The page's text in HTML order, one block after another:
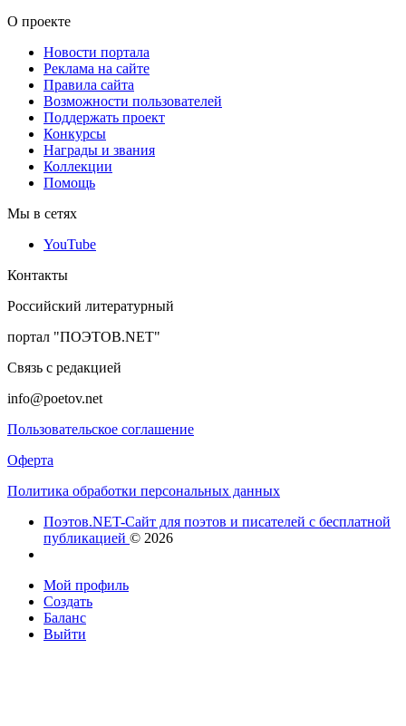
О проекте
Новости портала
Реклама на сайте
Правила сайта
Возможности пользователей
Поддержать проект
Конкурсы
Награды и звания
Коллекции
Помощь
Мы в сетях
YouTube
Контакты
Российский литературный
портал "ПОЭТОВ.NET"
Связь с редакцией
info@poetov.net
Пользовательское соглашение
Оферта
Политика обработки персональных данных
Поэтов.NET-Сайт для поэтов и писателей с бесплатной
публикацией © 2026
Мой профиль
Создать
Баланс
Выйти